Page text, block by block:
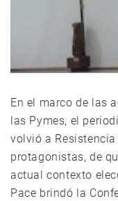
En el marco de las
las Pymes, el
volvió a
protagonistas, de
actual contexto
Pace brindó la